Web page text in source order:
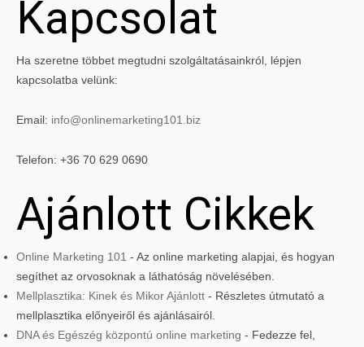
Kapcsolat
Ha szeretne többet megtudni szolgáltatásainkról, lépjen
kapcsolatba velünk:
Email: info@onlinemarketing101.biz
Telefon: +36 70 629 0690
Ajánlott Cikkek
Online Marketing 101 - Az online marketing alapjai, és hogyan
segíthet az orvosoknak a láthatóság növelésében.
Mellplasztika: Kinek és Mikor Ajánlott - Részletes útmutató a
mellplasztika előnyeiről és ajánlásairól.
DNA és Egészég központú online marketing - Fedezze fel,